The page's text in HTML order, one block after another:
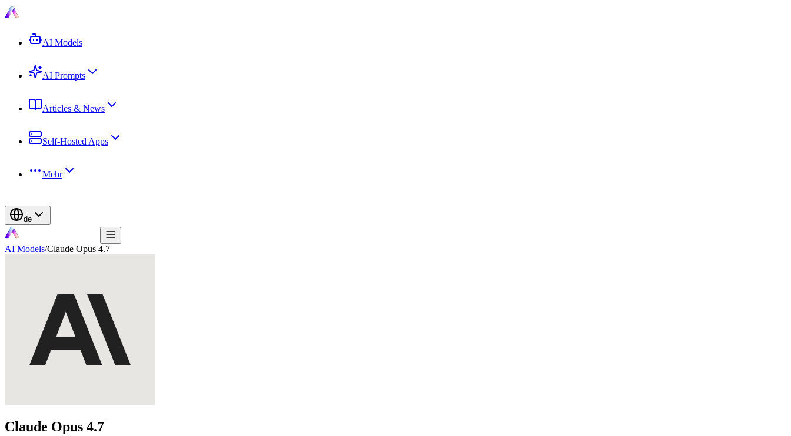
AI Models
AI Prompts
Articles & News
Self-Hosted Apps
Mehr
de
AI Models/Claude Opus 4.7
Claude Opus 4.7